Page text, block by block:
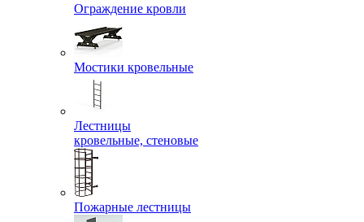
Ограждение кровли
Мостики кровельные
Лестницы
кровельные, стеновые
Пожарные лестницы